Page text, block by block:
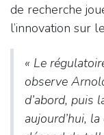
de recherche
l’innovation sur
« Le
observe
d’abord, puis
aujourd’hui,